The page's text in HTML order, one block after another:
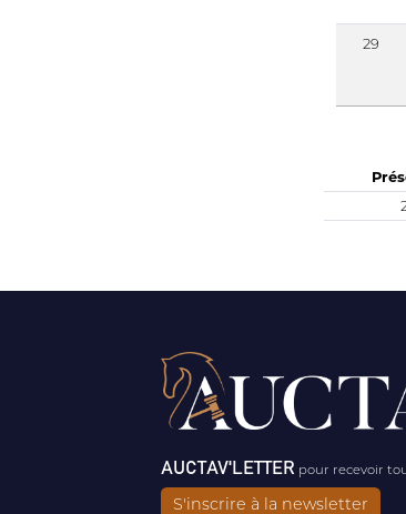
29
AUCTAV'LETTER pour recevoir
S'inscrire à la newsletter